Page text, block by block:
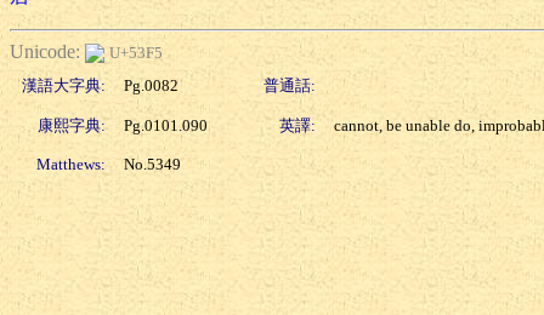
Unicode:
U+53F5
漢語大字典:
Pg.0082 普通話:
康熙字典: Pg.0101.090 英譯: cannot, be unable do,
Matthews: No.5349